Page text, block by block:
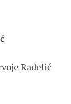
Radelić